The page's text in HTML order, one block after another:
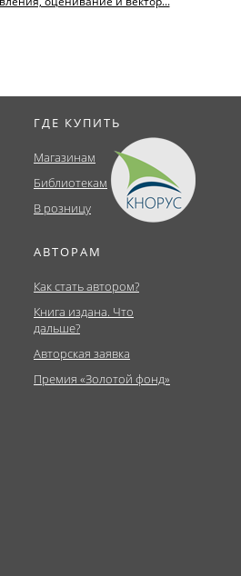
ГДЕ КУПИТЬ
Магазинам
Библиотекам
В розницу
АВТОРАМ
Как стать автором?
Книга издана. Что
дальше?
Авторская заявка
Премия «Золотой фонд»